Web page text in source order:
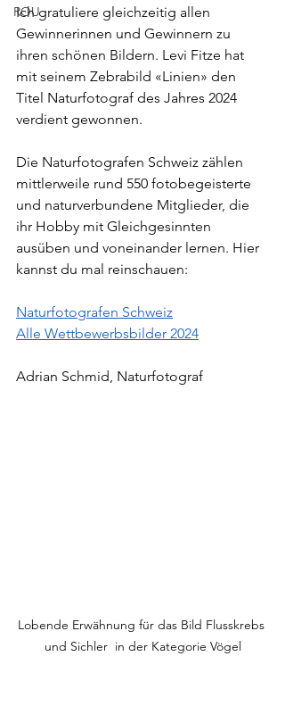
ROU
Ich gratuliere gleichzeitig allen
Gewinnerinnen und Gewinnern zu
ihren schönen Bildern. Levi Fitze hat
mit seinem Zebrabild «Linien» den
Titel Naturfotograf des Jahres 2024
verdient gewonnen.
Die Naturfotografen Schweiz zählen
mittlerweile rund 550 fotobegeisterte
und naturverbundene Mitglieder, die
ihr Hobby mit Gleichgesinnten
ausüben und voneinander lernen. Hier
kannst du mal reinschauen:
Naturfotografen Schweiz
Alle Wettbewerbsbilder 2024
Adrian Schmid, Naturfotograf
Lobende Erwähnung für das Bild Flusskrebs
und Sichler  in der Kategorie Vögel